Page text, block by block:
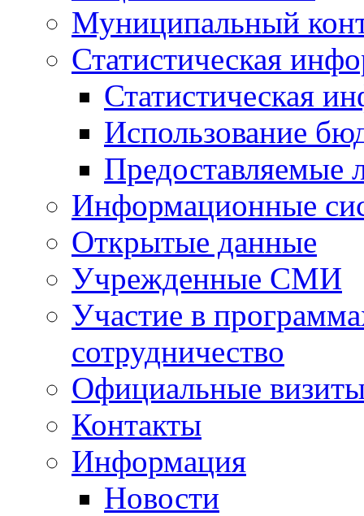
Муниципальный
Статистическая
Статистическая
Использование
Предоставляемые
Информационные
Открытые данные
Учрежденные СМИ
Участие в
сотрудничество
Официальные
Контакты
Информация
Новости